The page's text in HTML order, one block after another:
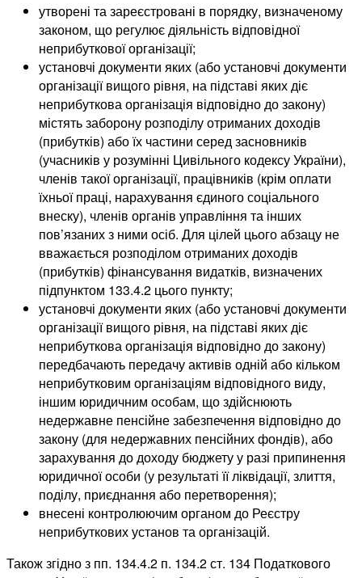
утворені та зареєстровані в порядку, визначеному
законом, що регулює діяльність відповідної
неприбуткової організації;
установчі документи яких (або установчі документи
організації вищого рівня, на підставі яких діє
неприбуткова організація відповідно до закону)
містять заборону розподілу отриманих доходів
(прибутків) або їх частини серед засновників
(учасників у розумінні Цивільного кодексу України),
членів такої організації, працівників (крім оплати
їхньої праці, нарахування єдиного соціального
внеску), членів органів управління та інших
пов’язаних з ними осіб. Для цілей цього абзацу не
вважається розподілом отриманих доходів
(прибутків) фінансування видатків, визначених
підпунктом 133.4.2 цього пункту;
установчі документи яких (або установчі документи
організації вищого рівня, на підставі яких діє
неприбуткова організація відповідно до закону)
передбачають передачу активів одній або кільком
неприбутковим організаціям відповідного виду,
іншим юридичним особам, що здійснюють
недержавне пенсійне забезпечення відповідно до
закону (для недержавних пенсійних фондів), або
зарахування до доходу бюджету у разі припинення
юридичної особи (у результаті її ліквідації, злиття,
поділу, приєднання або перетворення);
внесені контролюючим органом до Реєстру
неприбуткових установ та організацій.
Також згідно з пп. 134.4.2 п. 134.2 ст. 134 Податкового